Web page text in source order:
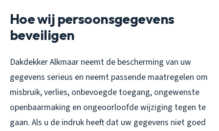
Hoe wij persoonsgegevens
beveiligen
Dakdekker Alkmaar neemt de bescherming van uw
gegevens serieus en neemt passende maatregelen om
misbruik, verlies, onbevoegde toegang, ongewenste
openbaarmaking en ongeoorloofde wijziging tegen te
gaan. Als u de indruk heeft dat uw gegevens niet goed